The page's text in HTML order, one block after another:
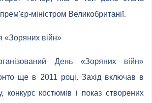
міністром Великобританії.
«Зоряних війн»
День «Зоряних війн»
ще в 2011 році. Захід включав в
конкурс костюмів і показ створених